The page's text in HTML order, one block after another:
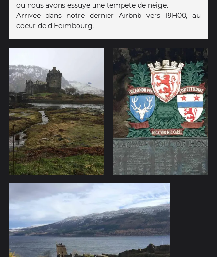
ou nous avons essuye une tempete de neige.
Arrivee dans notre dernier Airbnb vers 19H00, au
coeur de d'Edimbourg.